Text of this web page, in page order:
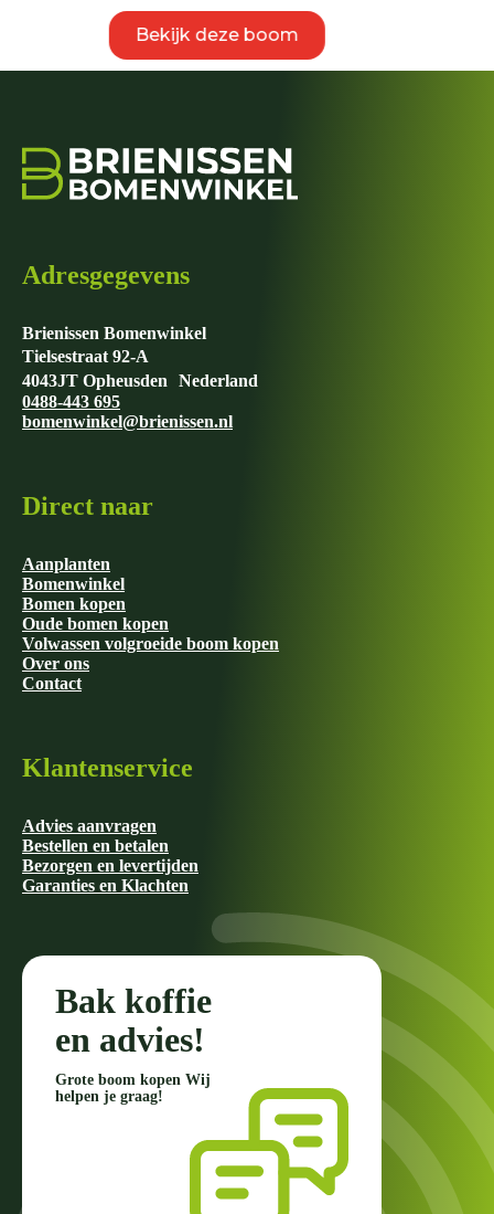
Bekijk deze boom
product
heeft
kan
gekozen
worden
Adresgegevens
Brienissen Bomenwinkel
Tielsestraat 92-A
4043JT Opheusden Nederland
0488-443 695
bomenwinkel@brienissen.nl
Direct naar
Aanplanten
Bomenwinkel
Bomen kopen
Oude bomen kopen
Volwassen volgroeide boom kopen
Over ons
Contact
Klantenservice
Advies aanvragen
Bestellen en betalen
Bezorgen en levertijden
Garanties en Klachten
Bak koffie
en advies!
Grote boom kopen Wij
helpen je graag!